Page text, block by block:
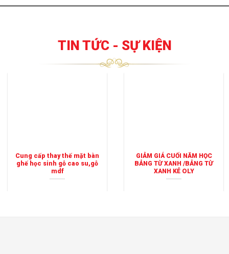
TIN TỨC - SỰ KIỆN
Cung cấp thay thế mặt bàn
ghế học sinh gỗ cao su,gỗ
mdf
GIẢM GIÁ CUỐI NĂM HỌC
BẢNG TỪ XANH /BẢNG TỪ
XANH KẺ OLY